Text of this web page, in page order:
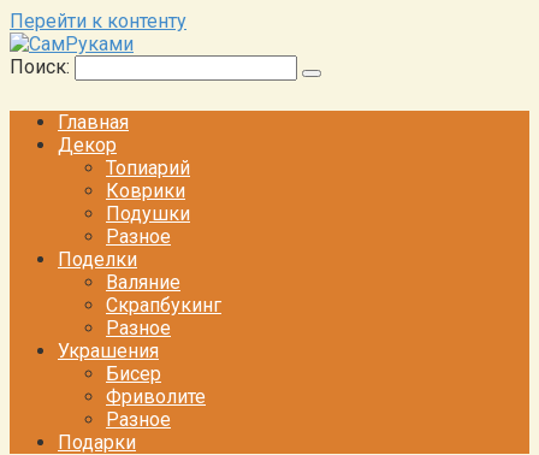
Перейти к контенту
Поиск:
Главная
Декор
Топиарий
Коврики
Подушки
Разное
Поделки
Валяние
Скрапбукинг
Разное
Украшения
Бисер
Фриволите
Разное
Подарки